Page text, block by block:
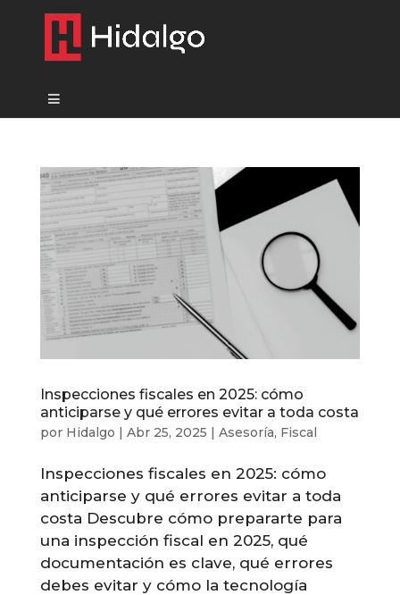
Inspecciones fiscales en 2025: cómo
anticiparse y qué errores evitar a toda costa
por Hidalgo | Abr 25, 2025 | Asesoría, Fiscal
Inspecciones fiscales en 2025: cómo
anticiparse y qué errores evitar a toda
costa Descubre cómo prepararte para
una inspección fiscal en 2025, qué
documentación es clave, qué errores
debes evitar y cómo la tecnología